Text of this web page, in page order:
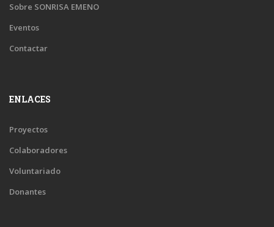
Sobre SONRISA EMENO
Eventos
Contactar
ENLACES
Proyectos
Colaboradores
Voluntariado
Donantes